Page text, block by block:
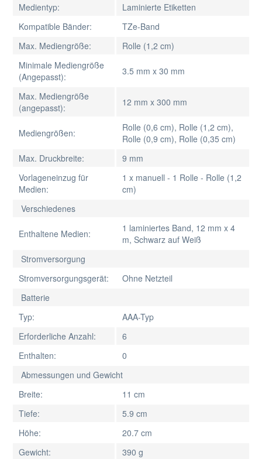
Medientyp:
Laminierte Etiketten
Kompatible Bänder:
TZe-Band
Max. Mediengröße:
Rolle (1,2 cm)
Minimale Mediengröße
(Angepasst):
3.5 mm x 30 mm
Max. Mediengröße
(angepasst):
12 mm x 300 mm
Mediengrößen:
Rolle (0,6 cm), Rolle (1,2 cm),
Rolle (0,9 cm), Rolle (0,35 cm)
Max. Druckbreite:
9 mm
Vorlageneinzug für
Medien:
1 x manuell - 1 Rolle - Rolle (1,2
cm)
Verschiedenes
Enthaltene Medien:
1 laminiertes Band, 12 mm x 4
m, Schwarz auf Weiß
Stromversorgung
Stromversorgungsgerät:
Ohne Netzteil
Batterie
Typ:
AAA-Typ
Erforderliche Anzahl:
6
Enthalten:
0
Abmessungen und Gewicht
Breite:
11 cm
Tiefe:
5.9 cm
Höhe:
20.7 cm
Gewicht:
390 g